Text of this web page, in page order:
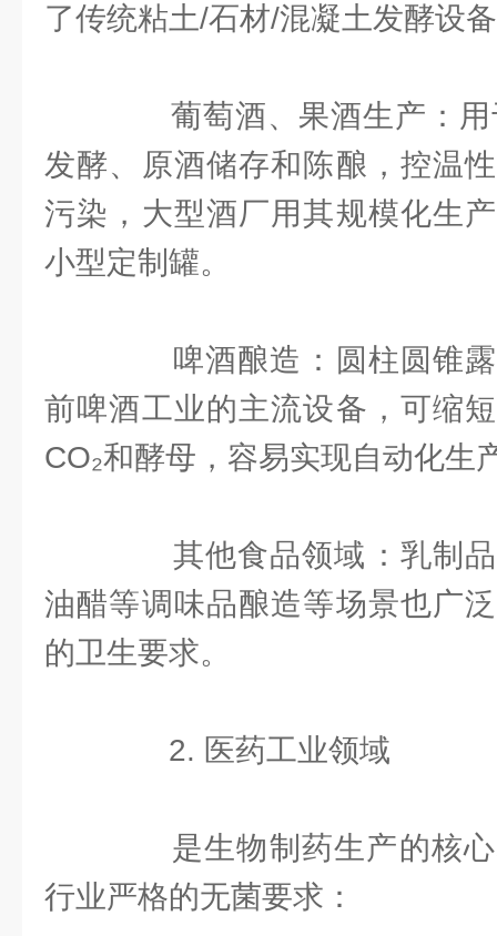
了传统粘土/石材/混凝土发酵设
葡萄酒、果酒生产‌：用
发酵、原酒储存和陈酿，控温
污染，大型酒厂用其规模化生
小型定制罐。
啤酒酿造‌：圆柱圆锥露
前啤酒工业的主流设备，可缩
CO₂和酵母，容易实现自动化生
其他食品领域‌：乳制品
油醋等调味品酿造等场景也广
的卫生要求。
2. 医药工业领域
是生物制药生产的核心
行业严格的无菌要求：